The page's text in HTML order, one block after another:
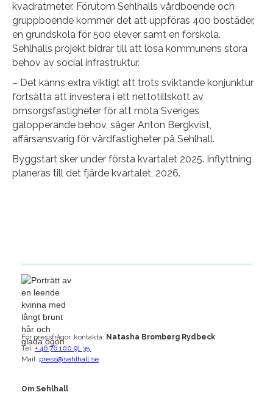
kvadratmeter. Förutom Sehlhalls vårdboende och
gruppboende kommer det att uppföras 400 bostäder,
en grundskola för 500 elever samt en förskola.
Sehlhalls projekt bidrar till att lösa kommunens stora
behov av social infrastruktur.
– Det känns extra viktigt att trots sviktande konjunktur
fortsätta att investera i ett nettotillskott av
omsorgsfastigheter för att möta Sveriges
galopperande behov, säger Anton Bergkvist,
affärsansvarig för vårdfastigheter på Sehlhall.
Byggstart sker under första kvartalet 2025. Inflyttning
planeras till det fjärde kvartalet, 2026.
För pressfrågor, kontakta: Natasha Bromberg Rydbeck
Tel. + 46 76 100 91 35
Mail. press@sehlhall.se
Om Sehlhall